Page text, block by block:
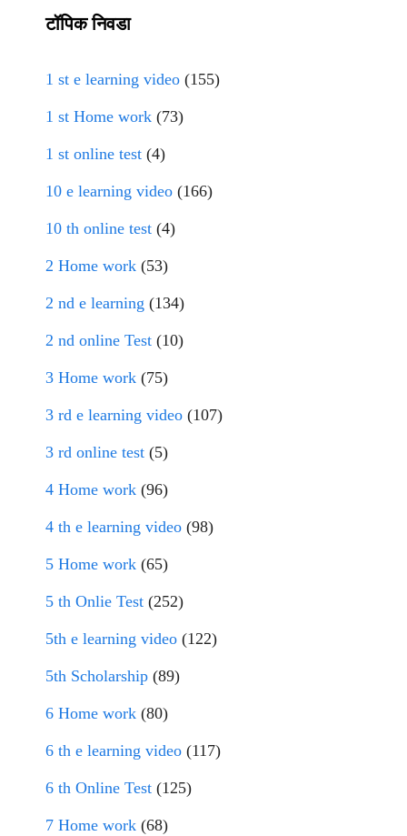
टॉपिक निवडा
1 st e learning video (155)
1 st Home work (73)
1 st online test (4)
10 e learning video (166)
10 th online test (4)
2 Home work (53)
2 nd e learning (134)
2 nd online Test (10)
3 Home work (75)
3 rd e learning video (107)
3 rd online test (5)
4 Home work (96)
4 th e learning video (98)
5 Home work (65)
5 th Onlie Test (252)
5th e learning video (122)
5th Scholarship (89)
6 Home work (80)
6 th e learning video (117)
6 th Online Test (125)
7 Home work (68)